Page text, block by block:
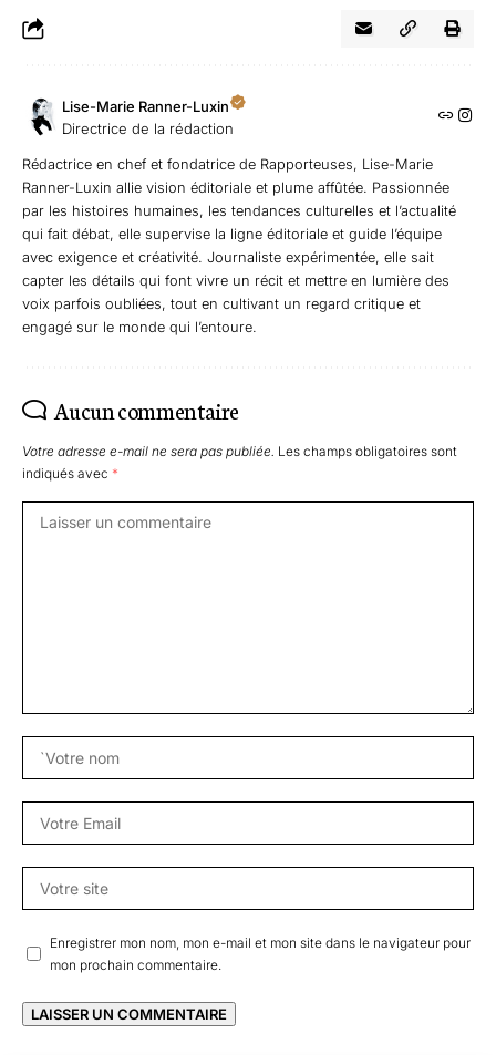
Lise-Marie Ranner-Luxin
Directrice de la rédaction
Rédactrice en chef et fondatrice de Rapporteuses, Lise-Marie
Ranner-Luxin allie vision éditoriale et plume affûtée. Passionnée
par les histoires humaines, les tendances culturelles et l’actualité
qui fait débat, elle supervise la ligne éditoriale et guide l’équipe
avec exigence et créativité. Journaliste expérimentée, elle sait
capter les détails qui font vivre un récit et mettre en lumière des
voix parfois oubliées, tout en cultivant un regard critique et
engagé sur le monde qui l’entoure.
Aucun commentaire
Votre adresse e-mail ne sera pas publiée. Les champs obligatoires sont
indiqués avec *
Enregistrer mon nom, mon e-mail et mon site dans le navigateur pour
mon prochain commentaire.